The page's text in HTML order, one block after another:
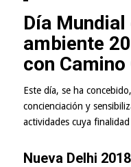
Día
ambiente
con Camino
Este día, se ha
concienciación y
actividades cuya
Nueva Delhi 2018